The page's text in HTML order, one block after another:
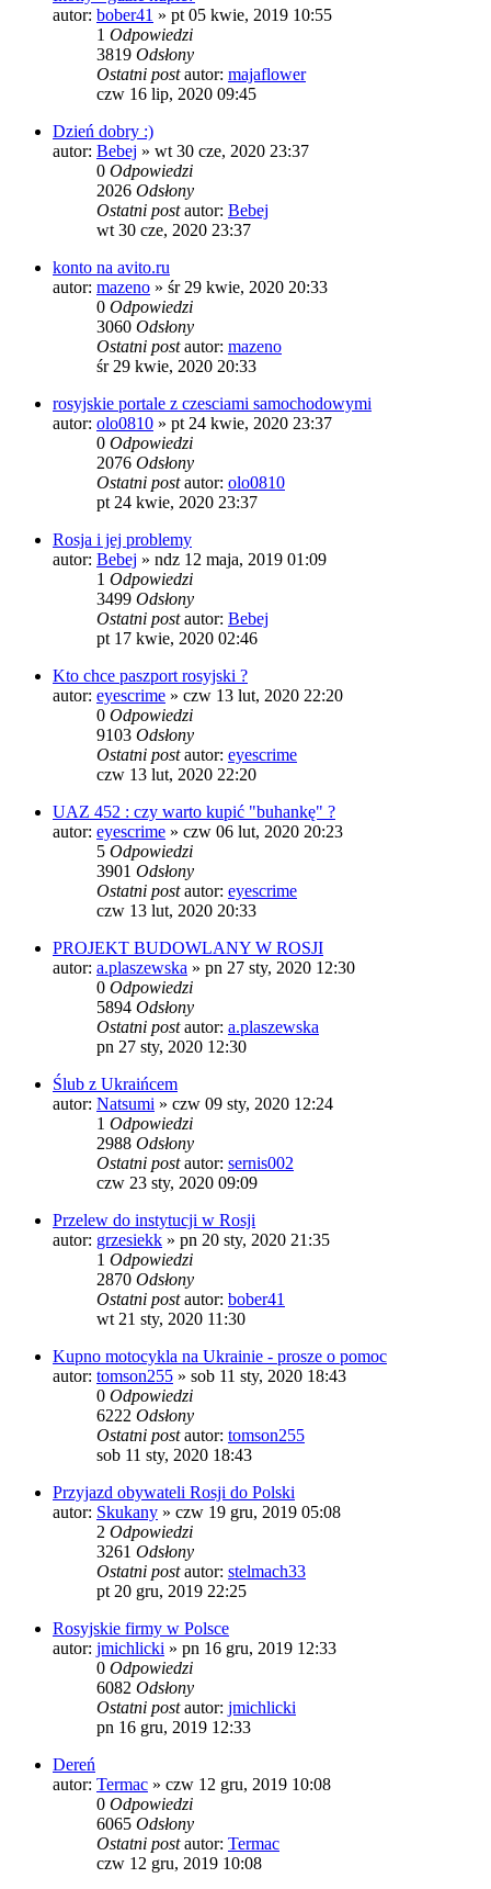
autor: bober41 » pt 05 kwie, 2019 10:55
1 Odpowiedzi
3819 Odsłony
Ostatni postautor: majaflower
czw 16 lip, 2020 09:45
Dzień dobry :)
autor: Bebej » wt 30 cze, 2020 23:37
0 Odpowiedzi
2026 Odsłony
Ostatni postautor: Bebej
wt 30 cze, 2020 23:37
konto na avito.ru
autor: mazeno » śr 29 kwie, 2020 20:33
0 Odpowiedzi
3060 Odsłony
Ostatni postautor: mazeno
śr 29 kwie, 2020 20:33
rosyjskie portale z czesciami samochodowymi
autor: olo0810 » pt 24 kwie, 2020 23:37
0 Odpowiedzi
2076 Odsłony
Ostatni postautor: olo0810
pt 24 kwie, 2020 23:37
Rosja i jej problemy
autor: Bebej » ndz 12 maja, 2019 01:09
1 Odpowiedzi
3499 Odsłony
Ostatni postautor: Bebej
pt 17 kwie, 2020 02:46
Kto chce paszport rosyjski ?
autor: eyescrime » czw 13 lut, 2020 22:20
0 Odpowiedzi
9103 Odsłony
Ostatni postautor: eyescrime
czw 13 lut, 2020 22:20
UAZ 452 : czy warto kupić "buhankę" ?
autor: eyescrime » czw 06 lut, 2020 20:23
5 Odpowiedzi
3901 Odsłony
Ostatni postautor: eyescrime
czw 13 lut, 2020 20:33
PROJEKT BUDOWLANY W ROSJI
autor: a.plaszewska » pn 27 sty, 2020 12:30
0 Odpowiedzi
5894 Odsłony
Ostatni postautor: a.plaszewska
pn 27 sty, 2020 12:30
Ślub z Ukraińcem
autor: Natsumi » czw 09 sty, 2020 12:24
1 Odpowiedzi
2988 Odsłony
Ostatni postautor: sernis002
czw 23 sty, 2020 09:09
Przelew do instytucji w Rosji
autor: grzesiekk » pn 20 sty, 2020 21:35
1 Odpowiedzi
2870 Odsłony
Ostatni postautor: bober41
wt 21 sty, 2020 11:30
Kupno motocykla na Ukrainie - prosze o pomoc
autor: tomson255 » sob 11 sty, 2020 18:43
0 Odpowiedzi
6222 Odsłony
Ostatni postautor: tomson255
sob 11 sty, 2020 18:43
Przyjazd obywateli Rosji do Polski
autor: Skukany » czw 19 gru, 2019 05:08
2 Odpowiedzi
3261 Odsłony
Ostatni postautor: stelmach33
pt 20 gru, 2019 22:25
Rosyjskie firmy w Polsce
autor: jmichlicki » pn 16 gru, 2019 12:33
0 Odpowiedzi
6082 Odsłony
Ostatni postautor: jmichlicki
pn 16 gru, 2019 12:33
Dereń
autor: Termac » czw 12 gru, 2019 10:08
0 Odpowiedzi
6065 Odsłony
Ostatni postautor: Termac
czw 12 gru, 2019 10:08